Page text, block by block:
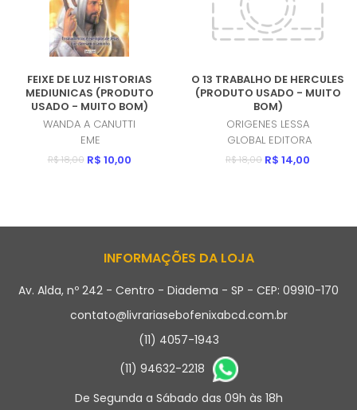
FEIXE DE LUZ HISTORIAS
MEDIUNICAS (PRODUTO
USADO - MUITO BOM)
WANDA A CANUTTI
EME
R$ 18,00 R$ 10,00
O 13 TRABALHO DE HERCULES
(PRODUTO USADO - MUITO
BOM)
ORIGENES LESSA
GLOBAL EDITORA
R$ 18,00 R$ 14,00
INFORMAÇÕES DA LOJA
Av. Alda, nº 242 - Centro - Diadema - SP - CEP: 09910-170
contato@livrariasebofenixabcd.com.br
(11) 4057-1943
(11) 94632-2218
De Segunda a Sábado das 09h às 18h